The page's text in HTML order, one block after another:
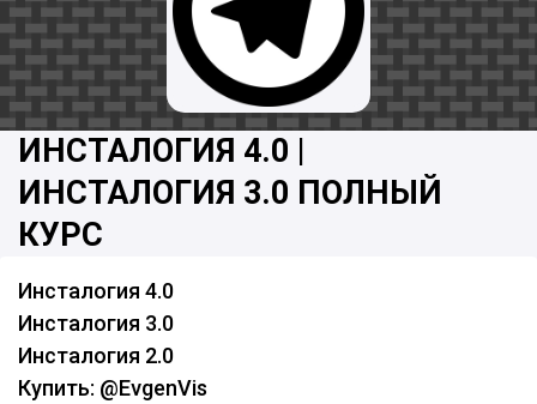
ИНСТАЛОГИЯ 4.0 |
ИНСТАЛОГИЯ 3.0 ПОЛНЫЙ
КУРС
Инсталогия 4.0
Инсталогия 3.0
Инсталогия 2.0
Купить: @EvgenVis